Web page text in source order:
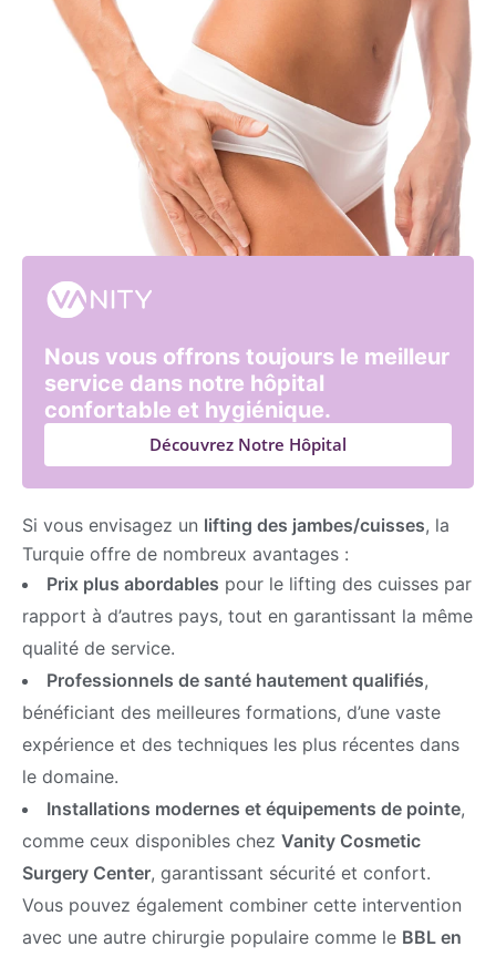
Si vous envisagez un lifting des jambes/cuisses, la
Turquie offre de nombreux avantages :
Prix plus abordables pour le lifting des cuisses par
rapport à d’autres pays, tout en garantissant la même
qualité de service.
Professionnels de santé hautement qualifiés,
bénéficiant des meilleures formations, d’une vaste
expérience et des techniques les plus récentes dans
le domaine.
Installations modernes et équipements de pointe,
comme ceux disponibles chez Vanity Cosmetic
Surgery Center, garantissant sécurité et confort.
Vous pouvez également combiner cette intervention
avec une autre chirurgie populaire comme le BBL en
Nous vous offrons toujours le meilleur
service dans notre hôpital
confortable et hygiénique.
Découvrez Notre Hôpital